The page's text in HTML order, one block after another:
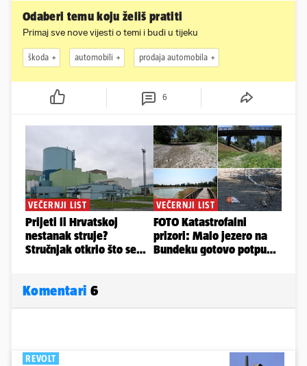
Odaberi temu koju želiš pratiti
Primaj sve nove vijesti o temi i budi u tijeku
škoda automobili prodaja automobila
6
Komentari 6
REVOLT